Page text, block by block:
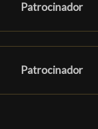
Patrocinador
Patrocinador